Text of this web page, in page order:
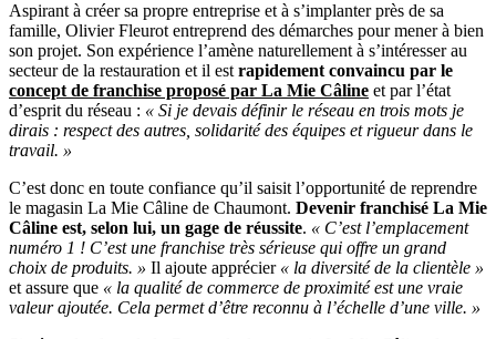
Aspirant à créer sa propre entreprise et à s’implanter près de sa
famille, Olivier Fleurot entreprend des démarches pour mener à bien
son projet. Son expérience l’amène naturellement à s’intéresser au
secteur de la restauration et il estrapidement convaincu par le
concept de franchise proposé par La Mie Câline et par l’état
d’esprit du réseau : « Si je devais définir le réseau en trois mots je
dirais : respect des autres, solidarité des équipes et rigueur dans le
travail. »
C’est donc en toute confiance qu’il saisit l’opportunité de reprendre
le magasin La Mie Câline de Chaumont. Devenir franchisé La Mie
Câline est, selon lui, un gage de réussite. « C’est l’emplacement
numéro 1 ! C’est une franchise très sérieuse qui offre un grand
choix de produits. » Il ajoute apprécier « la diversité de la clientèle »
et assure que « la qualité de commerce de proximité est une vraie
valeur ajoutée. Cela permet d’être reconnu à l’échelle d’une ville. »